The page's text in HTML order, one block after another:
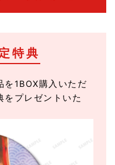
特典
を1BOX購入いただ
をプレゼントいた